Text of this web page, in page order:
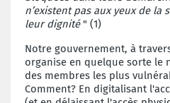
n’existent pas aux yeux de la
leur dignité " (1)
Notre gouvernement, à
organise en quelque sorte le
des membres les plus
Comment? En digitalisant